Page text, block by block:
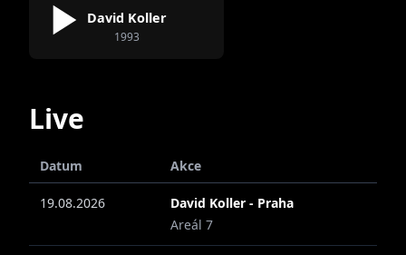
David Koller
1993
Live
Datum Akce
19.08.2026
David Koller - Praha
Areál 7